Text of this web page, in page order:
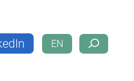
EN
EN